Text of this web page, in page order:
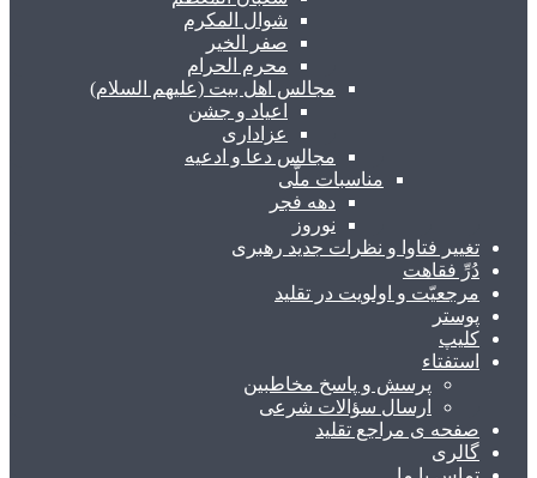
شوال المکرم
صفر الخیر
محرم الحرام
مجالس اهل بیت (علیهم السلام)
اعیاد و جشن
عزاداری
مجالس دعا و ادعیه
مناسبات ملّی
دهه فجر
نوروز
تغییر فتاوا و نظرات جدید رهبری
دُرِّ فقاهت
مرجعیّت و اولویت در تقلید
پوستر
کلیپ
استفتاء
پرسش و پاسخ مخاطبین
ارسال سؤالات شرعی
صفحه ی مراجع تقلید
گالری